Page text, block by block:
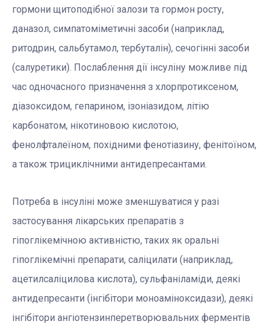
гормони щитоподібної залози та гормон росту,
даназол, симпатоміметичні засоби (наприклад,
ритодрин, сальбутамол, тербуталін), сечогінні засоби
(салуретики). Послаблення дії інсуліну можливе під
час одночасного призначення з хлорпротиксеном,
діазоксидом, гепарином, ізоніазидом, літію
карбонатом, нікотиновою кислотою,
фенолфталеїном, похідними фенотіазину, фенітоїном,
а також трициклічними антидепресантами.
Потреба в інсуліні може зменшуватися у разі
застосування лікарських препаратів з
гіпоглікемічною активністю, таких як оральні
гіпоглікемічні препарати, саліцилати (наприклад,
ацетилсаліцилова кислота), сульфаніламіди, деякі
антидепресанти (інгібітори моноаміноксидази), деякі
інгібітори ангіотензинперетворювальних ферментів